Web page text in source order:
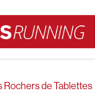
Rochers de Tablettes